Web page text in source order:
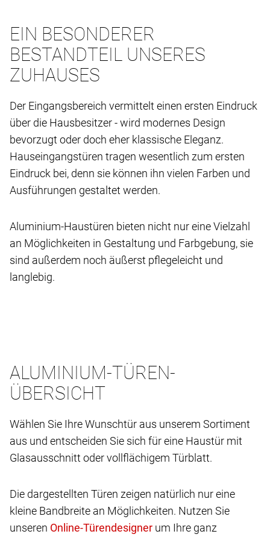
EIN BESONDERER
BESTANDTEIL UNSERES
ZUHAUSES
Der Eingangsbereich vermittelt einen ersten Eindruck
über die Hausbesitzer - wird modernes Design
bevorzugt oder doch eher klassische Eleganz.
Hauseingangstüren tragen wesentlich zum ersten
Eindruck bei, denn sie können ihn vielen Farben und
Ausführungen gestaltet werden.
Aluminium-Haustüren bieten nicht nur eine Vielzahl
an Möglichkeiten in Gestaltung und Farbgebung, sie
sind außerdem noch äußerst pflegeleicht und
langlebig.
ALUMINIUM-TÜREN-
ÜBERSICHT
Wählen Sie Ihre Wunschtür aus unserem Sortiment
aus und entscheiden Sie sich für eine Haustür mit
Glasausschnitt oder vollflächigem Türblatt.
Die dargestellten Türen zeigen natürlich nur eine
kleine Bandbreite an Möglichkeiten. Nutzen Sie
unseren
um Ihre ganz